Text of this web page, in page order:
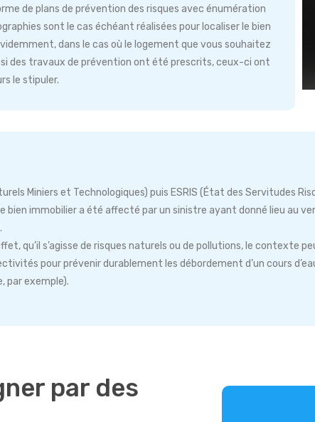
de plans de prévention des risques avec énumération
sont le cas échéant réalisées pour localiser le bien
dans le cas où le logement que vous souhaitez
si des travaux de prévention ont été prescrits, ceux-ci ont
le stipuler.
Miniers et Technologiques) puis ESRIS (État des Servitudes
bien immobilier a été affecté par un sinistre ayant donné lieu au
qu’il s’agisse de risques naturels ou de pollutions, le contexte
pour prévenir durablement les débordement d’un cours
par exemple).
par des